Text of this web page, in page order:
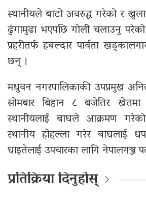
स्थानीयले बाटो अवरुद्ध गरेको र
ढुंगामुढा भएपछि गोली चलाउनु
प्रहरीतर्फ हबल्दार पार्वता
छन् ।
मधुवन नगरपालिकाकी उपप्रमुख
सोमबार बिहान ८ बजेतिर
स्थानीयलाई बाघले आक्रमण
स्थानीय होहल्ला गरेर
घाइतेलाई उपचारका लागि नेपालगञ्ज
प्रतिक्रिया दिनुहोस्